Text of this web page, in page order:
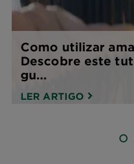
Como utilizar
Descobre este
gu...
LER ARTIGO